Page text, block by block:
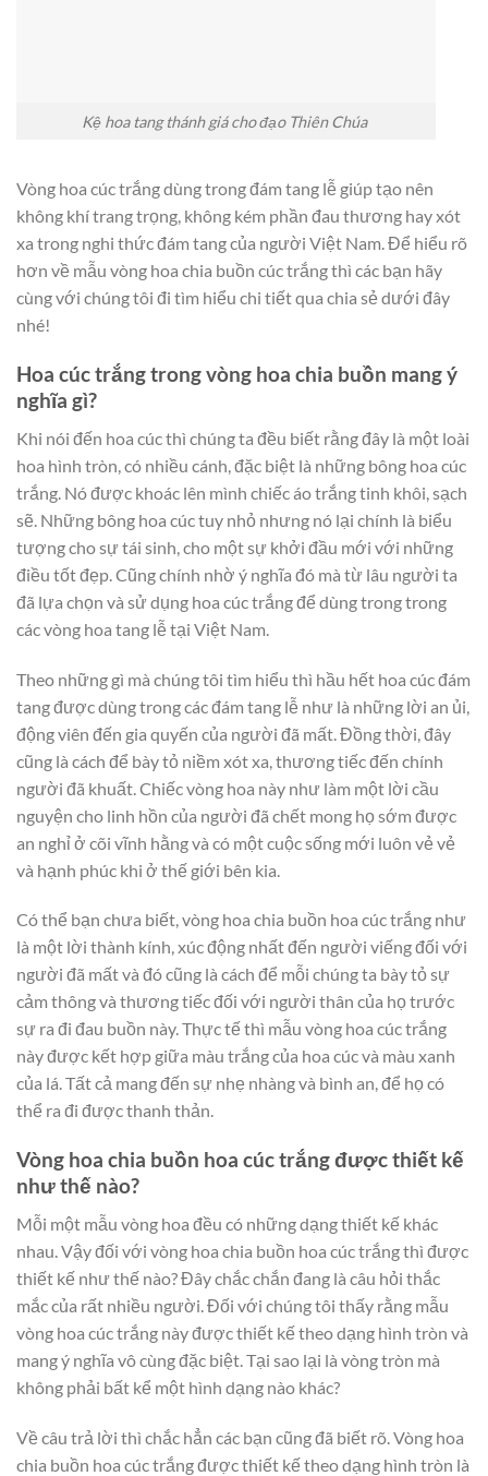
Kệ hoa tang thánh giá cho đạo Thiên Chúa
Vòng hoa cúc trắng dùng trong đám tang lễ giúp tạo nên
không khí trang trọng, không kém phần đau thương hay xót
xa trong nghi thức đám tang của người Việt Nam. Để hiểu rõ
hơn về mẫu vòng hoa chia buồn cúc trắng thì các bạn hãy
cùng với chúng tôi đi tìm hiểu chi tiết qua chia sẻ dưới đây
nhé!
Hoa cúc trắng trong vòng hoa chia buồn mang ý
nghĩa gì?
Khi nói đến hoa cúc thì chúng ta đều biết rằng đây là một loài
hoa hình tròn, có nhiều cánh, đặc biệt là những bông hoa cúc
trắng. Nó được khoác lên mình chiếc áo trắng tinh khôi, sạch
sẽ. Những bông hoa cúc tuy nhỏ nhưng nó lại chính là biểu
tượng cho sự tái sinh, cho một sự khởi đầu mới với những
điều tốt đẹp. Cũng chính nhờ ý nghĩa đó mà từ lâu người ta
đã lựa chọn và sử dụng hoa cúc trắng để dùng trong trong
các vòng hoa tang lễ tại Việt Nam.
Theo những gì mà chúng tôi tìm hiểu thì hầu hết hoa cúc đám
tang được dùng trong các đám tang lễ như là những lời an ủi,
động viên đến gia quyến của người đã mất. Đồng thời, đây
cũng là cách để bày tỏ niềm xót xa, thương tiếc đến chính
người đã khuất. Chiếc vòng hoa này như làm một lời cầu
nguyện cho linh hồn của người đã chết mong họ sớm được
an nghỉ ở cõi vĩnh hằng và có một cuộc sống mới luôn vẻ vẻ
và hạnh phúc khi ở thế giới bên kia.
Có thể bạn chưa biết, vòng hoa chia buồn hoa cúc trắng như
là một lời thành kính, xúc động nhất đến người viếng đối với
người đã mất và đó cũng là cách để mỗi chúng ta bày tỏ sự
cảm thông và thương tiếc đối với người thân của họ trước
sự ra đi đau buồn này. Thực tế thì mẫu vòng hoa cúc trắng
này được kết hợp giữa màu trắng của hoa cúc và màu xanh
của lá. Tất cả mang đến sự nhẹ nhàng và bình an, để họ có
thể ra đi được thanh thản.
Vòng hoa chia buồn hoa cúc trắng được thiết kế
như thế nào?
Mỗi một mẫu vòng hoa đều có những dạng thiết kế khác
nhau. Vậy đối với vòng hoa chia buồn hoa cúc trắng thì được
thiết kế như thế nào? Đây chắc chắn đang là câu hỏi thắc
mắc của rất nhiều người. Đối với chúng tôi thấy rằng mẫu
vòng hoa cúc trắng này được thiết kế theo dạng hình tròn và
mang ý nghĩa vô cùng đặc biệt. Tại sao lại là vòng tròn mà
không phải bất kể một hình dạng nào khác?
Về câu trả lời thì chắc hẳn các bạn cũng đã biết rõ. Vòng hoa
chia buồn hoa cúc trắng được thiết kế theo dạng hình tròn là